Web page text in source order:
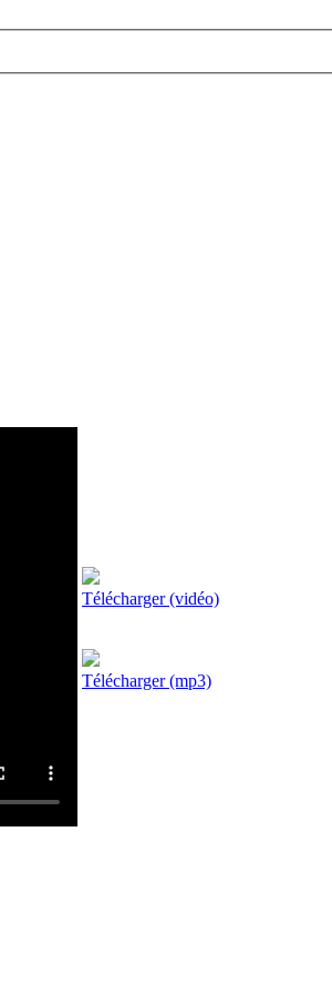
Télécharger (vidéo)
Télécharger (mp3)